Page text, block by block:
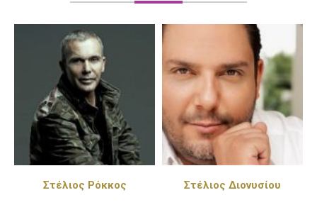
Στέλιος Διονυσίου Πέγκυ Ζήνα